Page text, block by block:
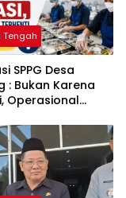
Tengah
SPPG Desa
: Bukan Karena
Operasional
Belum Cair